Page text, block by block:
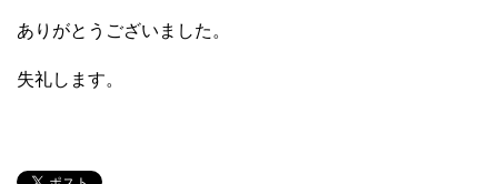
ありがとうございました。
失礼します。